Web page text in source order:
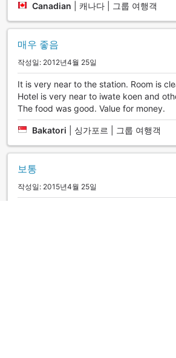
Canadian 캐나다 | 그룹 여행객
매우 좋음
작성일: 2012년4월 25일
It is very near to the station. Room is
Hotel is very near to iwate koen and
The food was good. Value for money.
Bakatori 싱가포르 | 그룹 여행객
보통
작성일: 2015년4월 25일